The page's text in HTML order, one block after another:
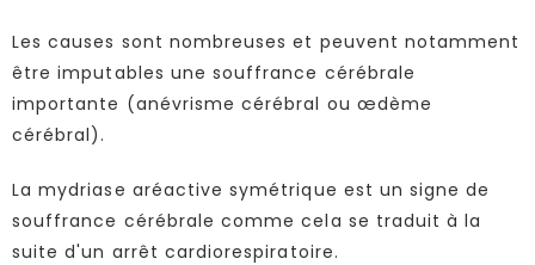
Les causes sont nombreuses et peuvent notamment
être imputables une souffrance cérébrale
importante (anévrisme cérébral ou œdème
cérébral).
La mydriase aréactive symétrique est un signe de
souffrance cérébrale comme cela se traduit à la
suite d'un arrêt cardiorespiratoire.